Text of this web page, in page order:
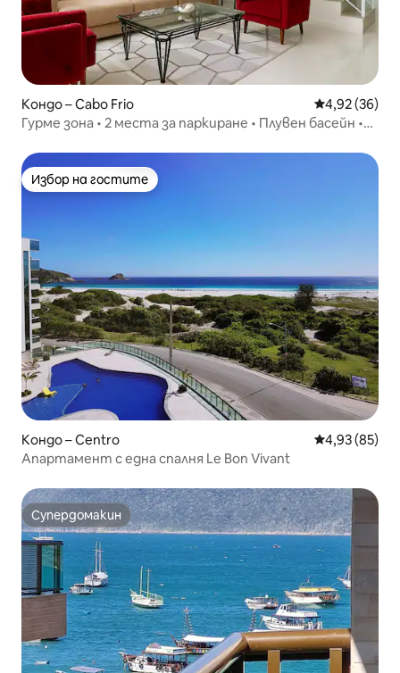
Кондо – Cabo Frio Средна
4,92 (36)
Гурме зона • 2 места за паркиране • Плувен басейн •
Избор на гостите
Избор на гостите
Кондо – Centro Средна
4,93 (85)
Апартамент с една спалня Le Bon Vivant
Супердомакин
Супердомакин